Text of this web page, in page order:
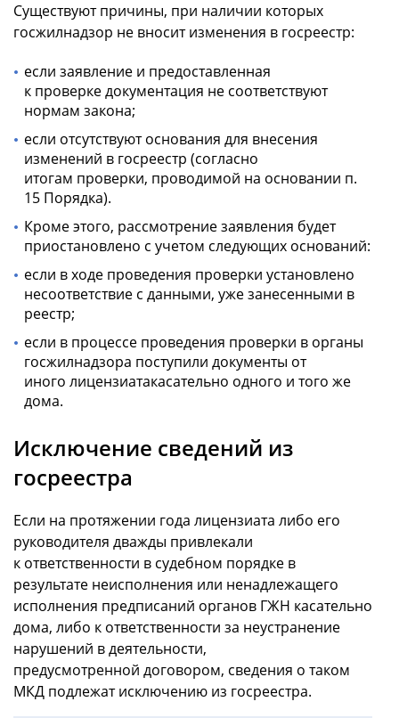
Существуют причины, при наличии которых
госжилнадзор не вносит изменения в госреестр:
если заявление и предоставленная
к проверке документация не соответствуют
нормам закона;
если отсутствуют основания для внесения
изменений в госреестр (согласно
итогам проверки, проводимой на основании п.
15 Порядка).
Кроме этого, рассмотрение заявления будет
приостановлено с учетом следующих оснований:
если в ходе проведения проверки установлено
несоответствие с данными, уже занесенными в
реестр;
если в процессе проведения проверки в органы
госжилнадзора поступили документы от
иного лицензиатакасательно одного и того же
дома.
Исключение сведений из
госреестра
Если на протяжении года лицензиата либо его
руководителя дважды привлекали
к ответственности в судебном порядке в
результате неисполнения или ненадлежащего
исполнения предписаний органов ГЖН касательно
дома, либо к ответственности за неустранение
нарушений в деятельности,
предусмотренной договором, сведения о таком
МКД подлежат исключению из госреестра.